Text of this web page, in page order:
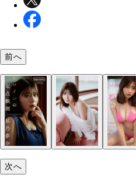
前へ
次へ